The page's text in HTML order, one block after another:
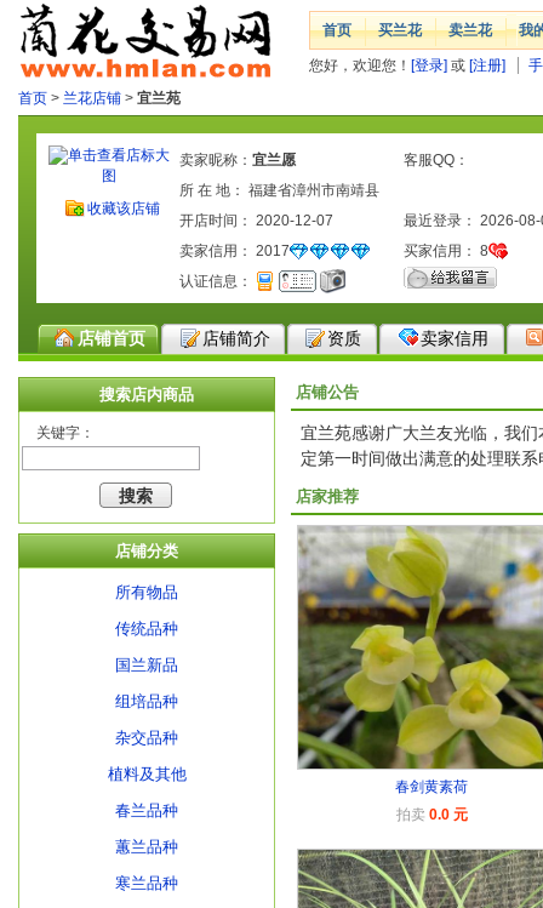
首页 买兰花 卖兰花 我
您好，欢迎您！ [登录] 或 [注册]
首页 > 兰花店铺 > 宜兰苑
收藏该店铺
卖家昵称： 宜兰愿
客服QQ：
所 在 地： 福建省漳州市南靖县
开店时间： 2020-12-07
最近登录： 2026-
卖家信用： 2017 买家信用： 8
认证信息：
店铺首页 店铺简介 资质 卖家信用
搜索店内商品
关键字：
店铺分类
所有物品
传统品种
国兰新品
组培品种
杂交品种
植料及其他
春兰品种
蕙兰品种
寒兰品种
店铺公告
宜兰苑感谢广大兰友光临，我
定第一时间做出满意的处理联
店家推荐
春剑黄素荷
拍卖 0.0 元